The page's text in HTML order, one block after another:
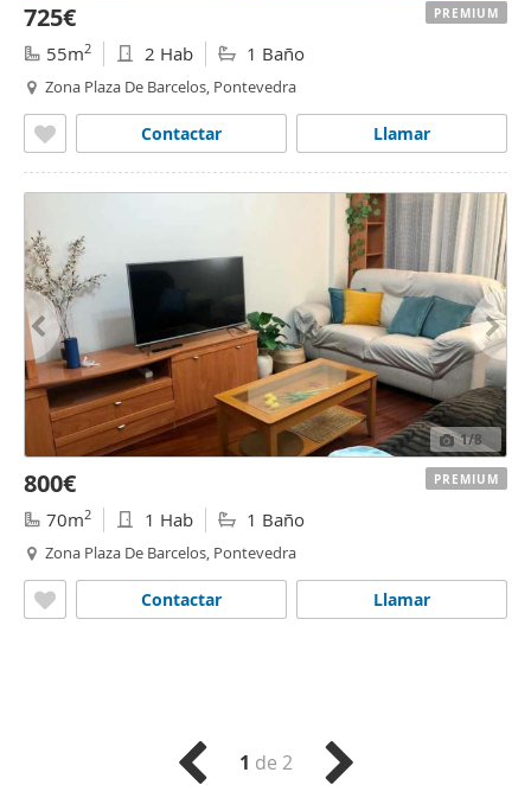
725€
55m2 2 Hab 1 Baño
Zona Plaza De Barcelos, Pontevedra
Llamar
Contactar
PREMIUM
1/8
800€
70m2 1 Hab 1 Baño
Zona Plaza De Barcelos, Pontevedra
Llamar
Contactar
PREMIUM
1 de 2